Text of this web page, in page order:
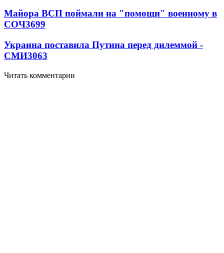
Майора ВСП поймали на "помощи" военному в
СОЧ3699
Украина поставила Путина перед дилеммой -
СМИ3063
Читать комментарии